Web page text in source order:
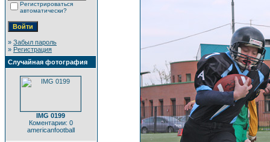
Регистрироваться
автоматически?
» Забыл пароль
» Регистрация
Случайная фотография
IMG 0199
Коментарии: 0
americanfootball